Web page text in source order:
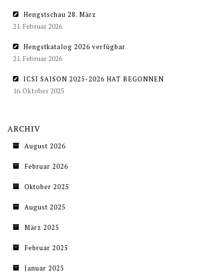
Hengstschau 28. März
21. Februar 2026
Hengstkatalog 2026 verfügbar
21. Februar 2026
ICSI SAISON 2025-2026 HAT BEGONNEN
16. Oktober 2025
ARCHIV
August 2026
Februar 2026
Oktober 2025
August 2025
März 2025
Februar 2025
Januar 2025